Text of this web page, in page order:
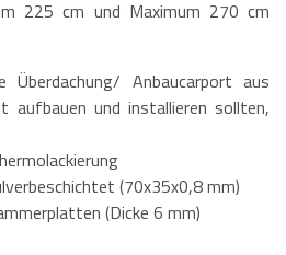
225 cm und Maximum 270 cm
Anbaucarport aus
aufbauen und installieren sollten,
(70x35x0,8 mm)
(Dicke 6 mm)